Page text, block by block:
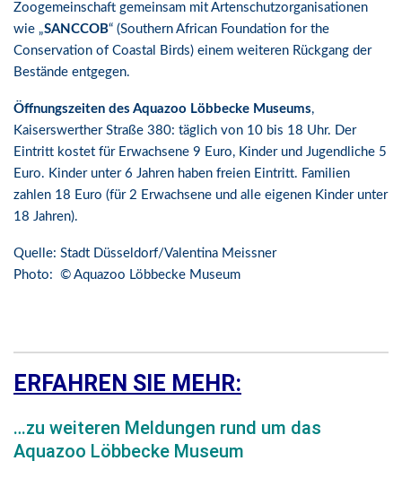
Zoogemeinschaft gemeinsam mit Artenschutzorganisationen
wie „SANCCOB“ (Southern African Foundation for the
Conservation of Coastal Birds) einem weiteren Rückgang der
Bestände entgegen.
Öffnungszeiten des Aquazoo Löbbecke Museums,
Kaiserswerther Straße 380: täglich von 10 bis 18 Uhr. Der
Eintritt kostet für Erwachsene 9 Euro, Kinder und Jugendliche 5
Euro. Kinder unter 6 Jahren haben freien Eintritt. Familien
zahlen 18 Euro (für 2 Erwachsene und alle eigenen Kinder unter
18 Jahren).
Quelle: Stadt Düsseldorf/Valentina Meissner
Photo: © Aquazoo Löbbecke Museum
ERFAHREN SIE MEHR:
…zu weiteren Meldungen rund um das
Aquazoo Löbbecke Museum